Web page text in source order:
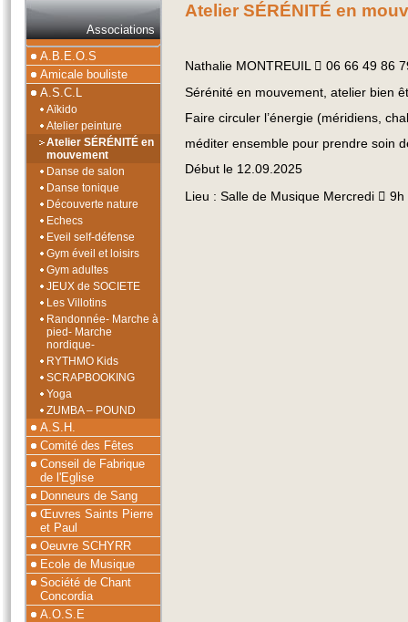
Associations
A.B.E.O.S
Amicale bouliste
A.S.C.L
Aïkido
Atelier peinture
Atelier SÉRÉNITÉ en
mouvement
Danse de salon
Danse tonique
Découverte nature
Echecs
Eveil self-défense
Gym éveil et loisirs
Gym adultes
JEUX de SOCIETE
Les Villotins
Randonnée- Marche à
pied- Marche
nordique-
RYTHMO Kids
SCRAPBOOKING
Yoga
ZUMBA – POUND
A.S.H.
Comité des Fêtes
Conseil de Fabrique
de l'Eglise
Donneurs de Sang
Œuvres Saints Pierre
et Paul
Oeuvre SCHYRR
Ecole de Musique
Société de Chant
Concordia
A.O.S.E
Atelier SÉRÉNITÉ en
Nathalie MONTREUIL  06 66 49 86
Sérénité en mouvement, atelier bien
Faire circuler l’énergie (méridiens,
méditer ensemble pour prendre soin
Début le 12.09.2025
Lieu : Salle de Musique Mercredi 